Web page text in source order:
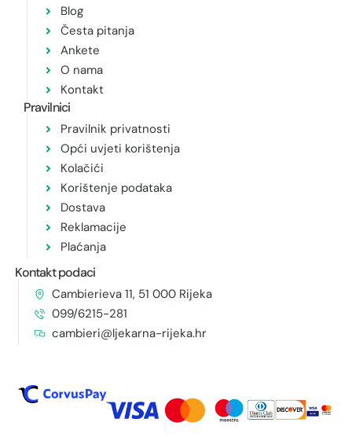
Blog
Česta pitanja
Ankete
O nama
Kontakt
Pravilnici
Pravilnik privatnosti
Opći uvjeti korištenja
Kolačići
Korištenje podataka
Dostava
Reklamacije
Plaćanja
Kontakt podaci
Cambierieva 11, 51 000 Rijeka
099/6215-281
cambieri@ljekarna-rijeka.hr